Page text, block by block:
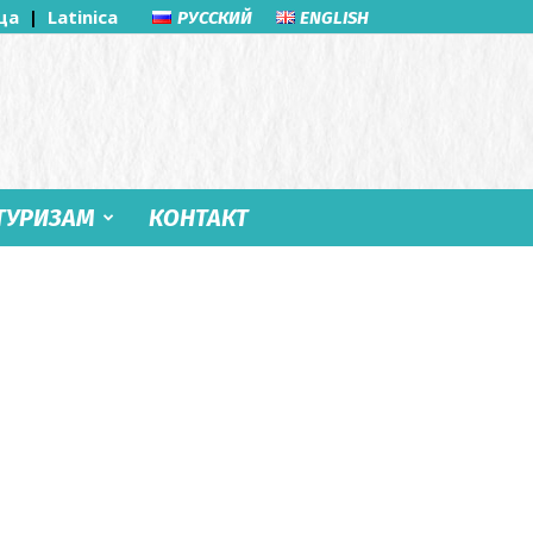
| Latinica РУССКИЙ ENGLISH
КОНТАКТ